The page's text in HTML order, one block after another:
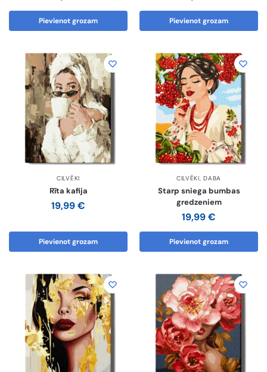
Pievienot grozam Pievienot grozam
CILVĒKI
Rīta kafija
19,99€
Pievienot grozam
CILVĒKI,DABA
Starp sniega bumbas
gredzeniem
19,99€
Pievienot grozam